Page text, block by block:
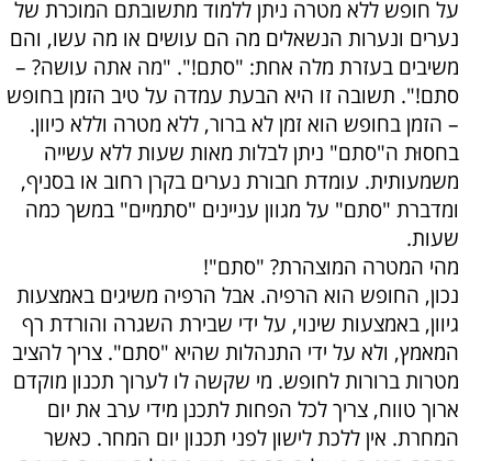
על חופש ללא מטרה ניתן ללמוד מתשובתם המוכרת של
נערים ונערות הנשאלים מה הם עושים או מה עשו, והם
משיבים בעזרת מלה אחת: "סתם!". "מה אתה עושה? –
סתם!". תשובה זו היא הבעת עמדה על טיב הזמן בחופש
– הזמן בחופש הוא זמן לא ברור, ללא מטרה וללא כיוון.
בחסוּת ה"סתם" ניתן לבלות מאות שעות ללא עשייה
משמעותית. עומדת חבורת נערים בקרן רחוב או בסניף,
ומדברת "סתם" על מגוון עניינים "סתמיים" במשך כמה
שעות.
מהי המטרה המוצהרת? "סתם"!
נכון, החופש הוא הרפיה. אבל הרפיה משיגים באמצעות
גיוון, באמצעות שינוי, על ידי שבירת השגרה והורדת רף
המאמץ, ולא על ידי התנהלות שהיא "סתם". צריך להציב
מטרות ברורות לחופש. מי שקשה לו לערוך תכנון מוקדם
ארוך טווח, צריך לכל הפחות לתכנן מידי ערב את יום
המחרת. אין ללכת לישון לפני תכנון יום המחר. כאשר